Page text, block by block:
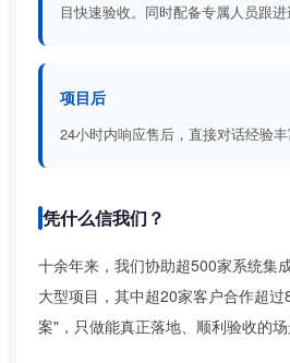
目快速验收。同时配备专属人员跟进
项目后
24小时内响应售后，直接对话经验丰
凭什么信我们？
十余年来，我们协助超500家系统集
大型项目，其中超20家客户合作超
案"，只做能真正落地、顺利验收的场